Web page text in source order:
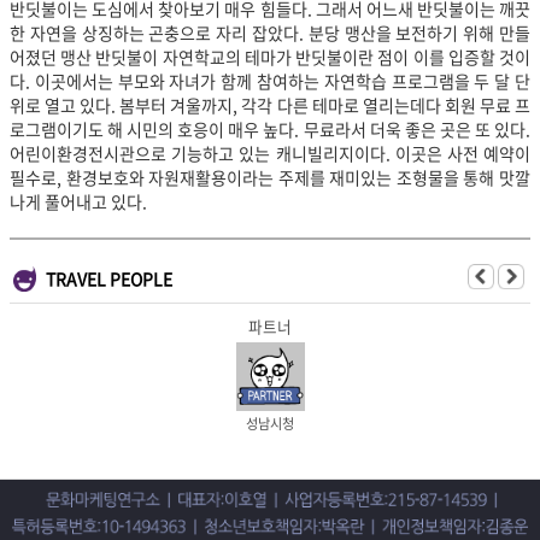
반딧불이는 도심에서 찾아보기 매우 힘들다. 그래서 어느새 반딧불이는 깨끗
한 자연을 상징하는 곤충으로 자리 잡았다. 분당 맹산을 보전하기 위해 만들
어졌던 맹산 반딧불이 자연학교의 테마가 반딧불이란 점이 이를 입증할 것이
다. 이곳에서는 부모와 자녀가 함께 참여하는 자연학습 프로그램을 두 달 단
위로 열고 있다. 봄부터 겨울까지, 각각 다른 테마로 열리는데다 회원 무료 프
로그램이기도 해 시민의 호응이 매우 높다. 무료라서 더욱 좋은 곳은 또 있다.
어린이환경전시관으로 기능하고 있는 캐니빌리지이다. 이곳은 사전 예약이
필수로, 환경보호와 자원재활용이라는 주제를 재미있는 조형물을 통해 맛깔
나게 풀어내고 있다.
TRAVEL PEOPLE
파트너
성남시청